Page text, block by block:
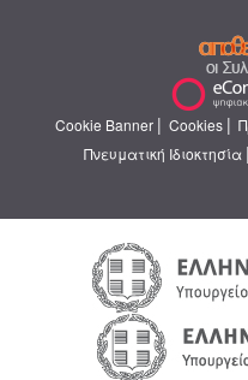
Cookie Banner | Cookies |
Πνευματική Ιδιοκτησία |